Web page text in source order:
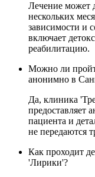
Лечение может
нескольких
зависимости и
включает
реабилитацию.
Можно ли
анонимно в
Да, клиника
предоставляет
пациента и
не передаются
Как проходит
'Лирики'?